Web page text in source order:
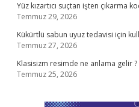
Yüz kızartıcı suçtan işten çıkarma
Temmuz 29, 2026
Kükürtlü sabun uyuz tedavisi için
Temmuz 27, 2026
Klasisizm resimde ne anlama gelir ?
Temmuz 25, 2026